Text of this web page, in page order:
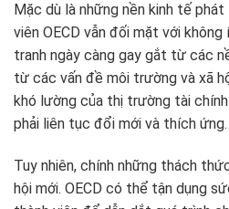
Mặc dù là những nền kinh tế
viên OECD vẫn đối mặt với
tranh ngày càng gay gắt từ các
từ các vấn đề môi trường và xã
khó lường của thị trường tài
phải liên tục đổi mới và thích ứng.
Tuy nhiên, chính những thách
hội mới. OECD có thể tận dụng